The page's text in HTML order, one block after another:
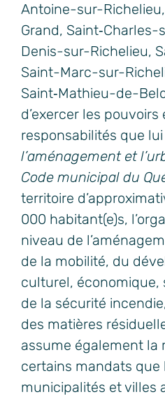
Antoine-sur-
Grand,
Denis-sur-Richelieu,
Saint-Marc-sur-
Saint‑Mathieu-de-
d’exercer les pouvoirs
responsabilités que
l’aménagement et
Code municipal du
territoire
000 habitant(e)s,
niveau de
de la mobilité, du
culturel, économique,
de la sécurité
des matières
assume également la
certains mandats que
municipalités et villes